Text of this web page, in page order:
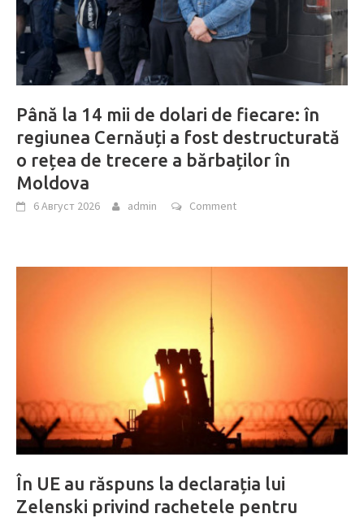
Până la 14 mii de dolari de fiecare: în
regiunea Cernăuți a fost destructurată
o rețea de trecere a bărbaților în
Moldova
6 Август 2026 admin Comment
În UE au răspuns la declarația lui
Zelenski privind rachetele pentru